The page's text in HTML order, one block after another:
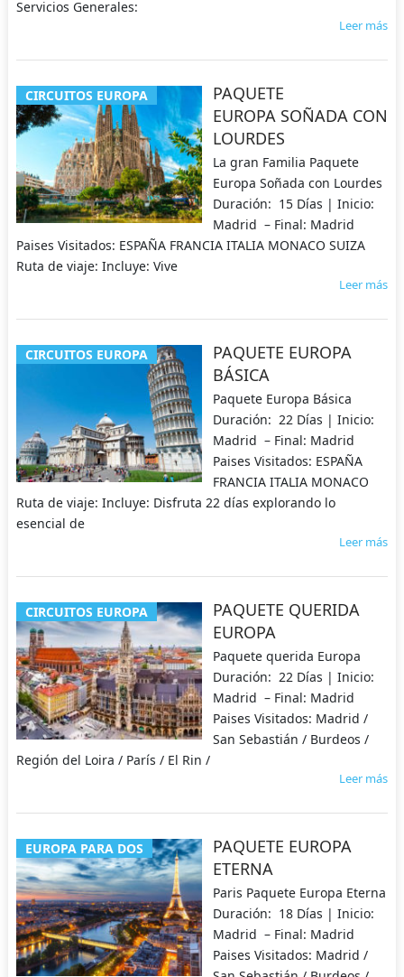
Servicios Generales:
Leer más
CIRCUITOS EUROPA
PAQUETE
EUROPA SOÑADA CON
LOURDES
La gran Familia Paquete
Europa Soñada con Lourdes
Duración: 15 Días | Inicio:
Madrid – Final: Madrid
Paises Visitados: ESPAÑA FRANCIA ITALIA MONACO SUIZA
Ruta de viaje: Incluye: Vive
Leer más
CIRCUITOS EUROPA
PAQUETE EUROPA
BÁSICA
Paquete Europa Básica
Duración: 22 Días | Inicio:
Madrid – Final: Madrid
Paises Visitados: ESPAÑA
FRANCIA ITALIA MONACO
Ruta de viaje: Incluye: Disfruta 22 días explorando lo
esencial de
Leer más
CIRCUITOS EUROPA
PAQUETE QUERIDA
EUROPA
Paquete querida Europa
Duración: 22 Días | Inicio:
Madrid – Final: Madrid
Paises Visitados: Madrid /
San Sebastián / Burdeos /
Región del Loira / París / El Rin /
Leer más
EUROPA PARA DOS
PAQUETE EUROPA
ETERNA
Paris Paquete Europa Eterna
Duración: 18 Días | Inicio:
Madrid – Final: Madrid
Paises Visitados: Madrid /